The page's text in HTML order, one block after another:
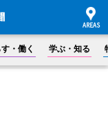
・働く 学ぶ・知る